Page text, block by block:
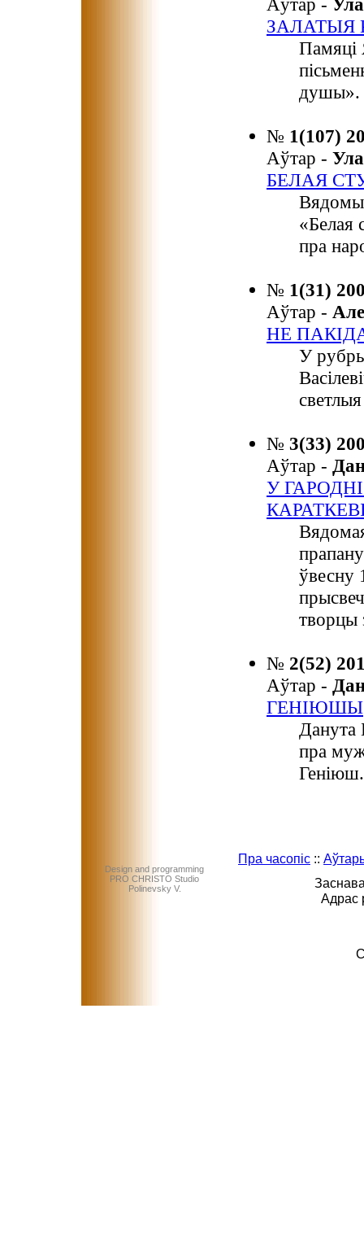
Памяці
душы».
№ 1(107)
Аўтар -
БЕЛАЯ
Вядомы
«Белая
пра
№ 1(31)
Аўтар -
НЕ
У
№ 3(33)
Аўтар -
У
ўвесну
творцы
№ 2(52)
Аўтар -
ГЕНІЮШЫ
Данута
пра
Геніюш.
Design and programming
PRO CHRISTO Studio
Polinevsky V.
Пра часопіс ::
Адрас